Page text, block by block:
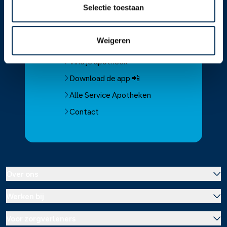
Selectie toestaan
Weigeren
ServiceApotheek
Service Apotheek home
Vind je apotheek
Download de app 📲
Alle Service Apotheken
Contact